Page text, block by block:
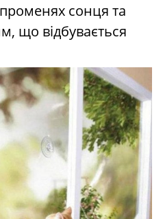
сонця та
що відбувається